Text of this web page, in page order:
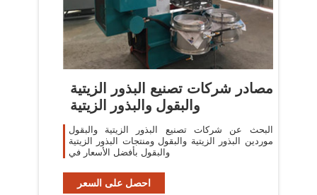
مصادر شركات تصنيع البذور الزيتية
والبقول والبذور الزيتية
البحث عن شركات تصنيع البذور الزيتية والبقول
موردين البذور الزيتية والبقول ومنتجات البذور الزيتية
والبقول بأفضل الأسعار في
احصل على السعر